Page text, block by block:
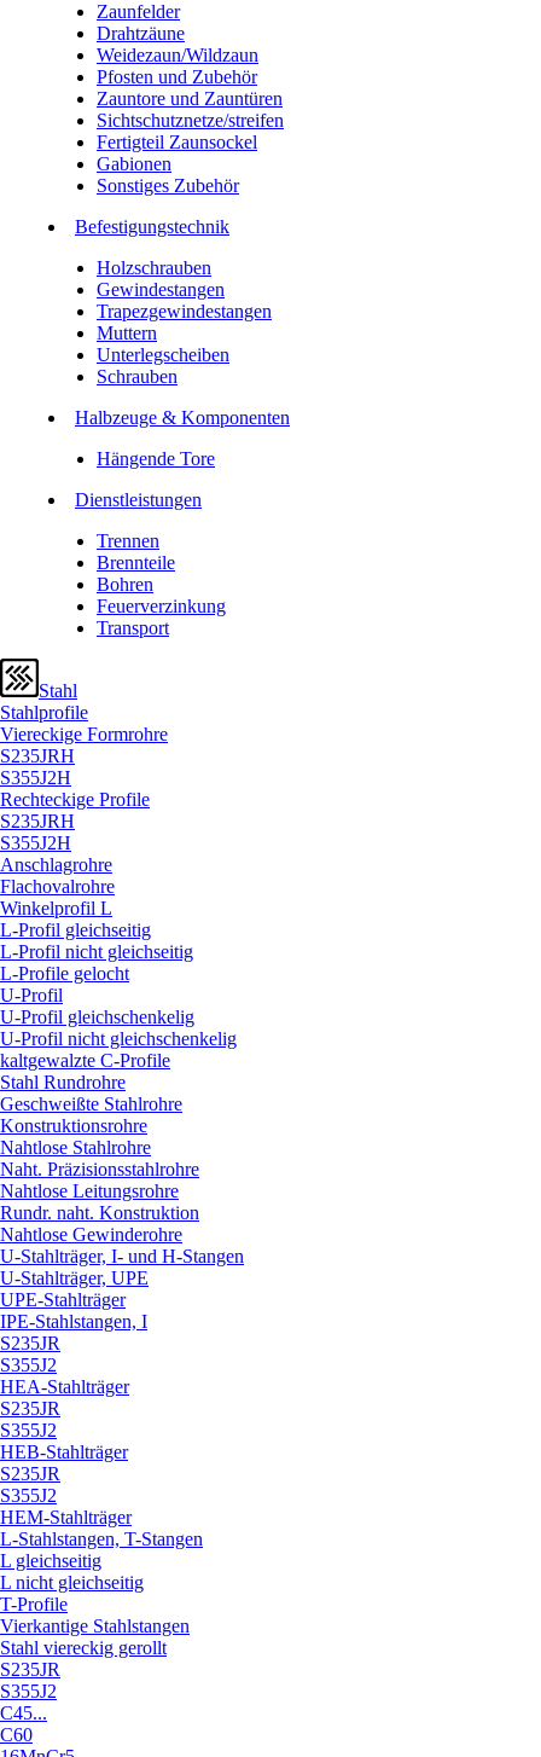
Zaunfelder
Drahtzäune
Weidezaun/Wildzaun
Pfosten und Zubehör
Zauntore und Zauntüren
Sichtschutznetze/streifen
Fertigteil Zaunsockel
Gabionen
Sonstiges Zubehör
Befesti­gungstechnik
Holzschrauben
Gewindestangen
Trapezgewindestangen
Muttern
Unterlegscheiben
Schrauben
Halbzeuge & Komponenten
Hängende Tore
Dienstleistungen
Trennen
Brennteile
Bohren
Feuerverzinkung
Transport
Stahl
Stahlprofile
Viereckige Formrohre
S235JRH
S355J2H
Rechteckige Profile
S235JRH
S355J2H
Anschlagrohre
Flachovalrohre
Winkelprofil L
L-Profil gleichseitig
L-Profil nicht gleichseitig
L-Profile gelocht
U-Profil
U-Profil gleichschenkelig
U-Profil nicht gleichschenkelig
kaltgewalzte C-Profile
Stahl Rundrohre
Geschweißte Stahlrohre
Konstruktionsrohre
Nahtlose Stahlrohre
Naht. Präzisionsstahlrohre
Nahtlose Leitungsrohre
Rundr. naht. Konstruktion
Nahtlose Gewinderohre
U-Stahlträger, I- und H-Stangen
U-Stahlträger, UPE
UPE-Stahlträger
IPE-Stahlstangen, I
S235JR
S355J2
HEA-Stahlträger
S235JR
S355J2
HEB-Stahlträger
S235JR
S355J2
HEM-Stahlträger
L-Stahlstangen, T-Stangen
L gleichseitig
L nicht gleichseitig
T-Profile
Vierkantige Stahlstangen
Stahl viereckig gerollt
S235JR
S355J2
C45...
C60